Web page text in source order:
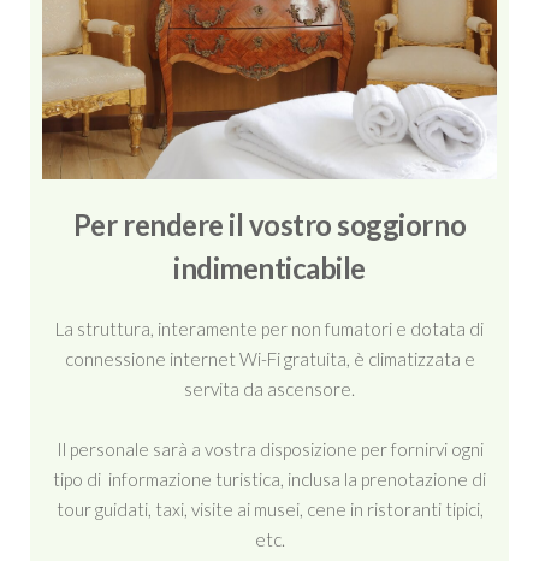
Per rendere il vostro soggiorno
indimenticabile
La struttura, interamente per non fumatori e dotata di
connessione internet Wi-Fi gratuita, è climatizzata e
servita da ascensore.
Il personale sarà a vostra disposizione per fornirvi ogni
tipo di informazione turistica, inclusa la prenotazione di
tour guidati, taxi, visite ai musei, cene in ristoranti tipici,
etc.